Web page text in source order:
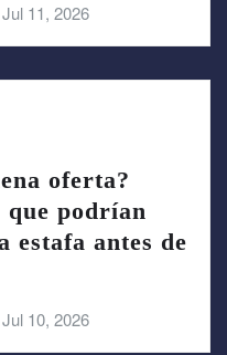
Jul 11, 2026
oferta?
que podrían
estafa antes de
Jul 10, 2026